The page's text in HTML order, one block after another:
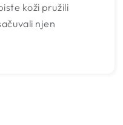
koži pružili
njen